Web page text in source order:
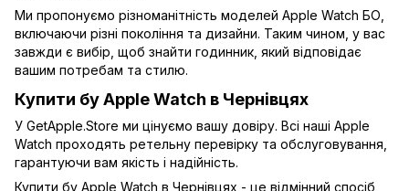
Ми пропонуємо різноманітність моделей Apple Watch БО,
включаючи різні покоління та дизайни. Таким чином, у вас
завжди є вибір, щоб знайти годинник, який відповідає
вашим потребам та стилю.
Купити бу Apple Watch в Чернівцях
У GetApple.Store ми цінуємо вашу довіру. Всі наші Apple
Watch проходять ретельну перевірку та обслуговування,
гарантуючи вам якість і надійність.
Купити бу Apple Watch в Чернівцях - це відмінний спосіб